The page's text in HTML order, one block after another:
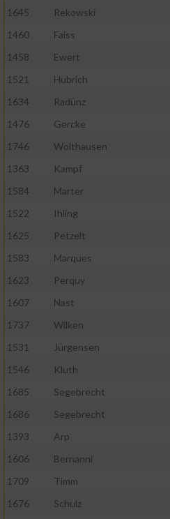
1645
Rekowski
1460
Faiss
1458
Ewert
1521
Hubrich
1634
Radünz
1476
Gercke
1746
Wolthausen
1363
Kampf
1584
Marter
1522
Ihling
1625
Petzelt
1583
Marques
1623
Perquy
1607
Nast
1737
Wilken
1531
Jürgensen
1546
Kluth
1685
Segebrecht
1686
Segebrecht
1393
Arp
1606
Bernanni
1709
Timm
1676
Schulz